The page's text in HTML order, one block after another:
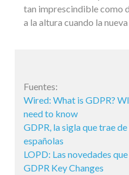
tan imprescindible como
a la altura cuando la
Fuentes:
Wired: What is GDPR?
need to know
GDPR, la sigla que trae
españolas
LOPD: Las novedades
GDPR Key Changes